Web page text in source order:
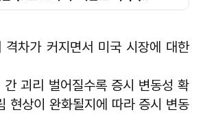
격차가 커지면서 미국 시장에 대한
괴리 벌어질수록 증시 변동성 확
현상이 완화될지에 따라 증시 변동